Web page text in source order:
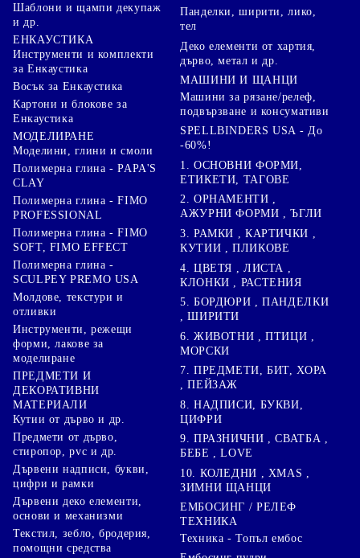
Шаблони и щампи декупаж
и др.
ЕНКАУСТИКА
Инструменти и комплекти
за Енкаустика
Восък за Енкаустика
Картони и блокове за
Енкаустика
МОДЕЛИРАНЕ
Моделини, глини и смоли
Полимерна глина - PAPA'S
CLAY
Полимерна глина - FIMO
PROFESSIONAL
Полимерна глина - FIMO
SOFT, FIMO EFFECT
Полимерна глина -
SCULPEY PREMO USA
Молдове, текстури и
отливки
Инструменти, режещи
форми, лакове за
моделиране
ПРЕДМЕТИ И
ДЕКОРАТИВНИ
МАТЕРИАЛИ
Кутии от дърво и др.
Предмети от дърво,
стиропор, pvc и др.
Дървени надписи, букви,
цифри и рамки
Дървени деко елементи,
основи и механизми
Текстил, зебло, бродерия,
помощни средства
Панделки, ширити, лико,
тел
Деко елементи от хартия,
дърво, метал и др.
МАШИНИ И ЩАНЦИ
Машини за рязане/релеф,
подвързване и консумативи
SPELLBINDERS USA - До
-60%!
1. ОСНОВНИ ФОРМИ,
ЕТИКЕТИ, ТАГОВЕ
2. ОРНАМЕНТИ ,
АЖУРНИ ФОРМИ , ЪГЛИ
3. РАМКИ , КАРТИЧКИ ,
КУТИИ , ПЛИКОВЕ
4. ЦВЕТЯ , ЛИСТА ,
КЛОНКИ , РАСТЕНИЯ
5. БОРДЮРИ , ПАНДЕЛКИ
, ШИРИТИ
6. ЖИВОТНИ , ПТИЦИ ,
МОРСКИ
7. ПРЕДМЕТИ, БИТ, ХОРА
, ПЕЙЗАЖ
8. НАДПИСИ, БУКВИ,
ЦИФРИ
9. ПРАЗНИЧНИ , СВАТБА ,
БЕБЕ , LOVE
10. КОЛЕДНИ , XMAS ,
ЗИМНИ ЩАНЦИ
ЕМБОСИНГ / РЕЛЕФ
ТЕХНИКА
Техника - Топъл ембос